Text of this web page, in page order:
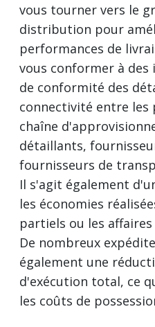
vous tourner vers le
distribution pour
performances de
vous conformer à
de conformité des
connectivité entre les
chaîne
détaillants,
fournisseurs de
Il s'agit également
les économies
partiels ou les
De nombreux
également une
d'exécution total, ce
les coûts de